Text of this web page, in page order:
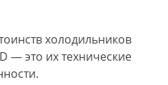
холодильников
— это их технические